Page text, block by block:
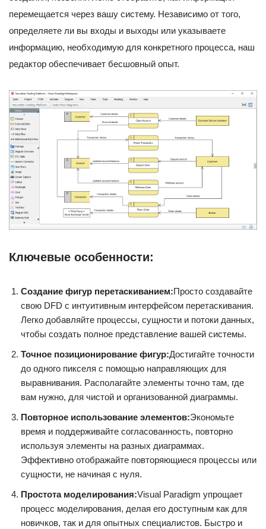
перемещается через вашу систему. Независимо от того,
определяете ли вы входы и выходы или указываете
информацию, необходимую для конкретного процесса, наш
редактор обеспечивает бесшовный опыт.
Ключевые особенности:
Создание фигур перетаскиванием:Просто создавайте
свою DFD с интуитивным интерфейсом перетаскивания.
Легко добавляйте процессы, сущности и потоки данных,
чтобы создать полное представление вашей системы.
Точное позиционирование фигур:Достигайте точности
до одного пикселя с помощью направляющих для
выравнивания. Располагайте элементы точно там, где
вам нужно, для чистой и организованной диаграммы.
Повторное использование элементов:Экономьте
время и поддерживайте согласованность, повторно
используя элементы на разных диаграммах.
Эффективно отображайте повторяющиеся процессы или
сущности, не начиная с нуля.
Простота моделирования:Visual Paradigm упрощает
процесс моделирования, делая его доступным как для
новичков, так и для опытных специалистов. Быстро и